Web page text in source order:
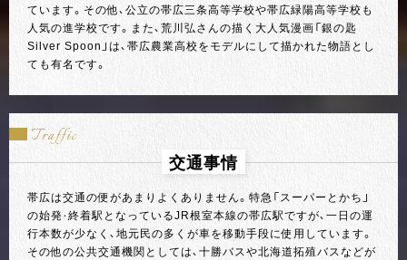
ています。その他、公立の帯広三条高等学校や帯広緑陽高等学校も
人気の進学校です。また、荒川弘さんの描く大人気漫画「銀の匙
Silver Spoon」は、帯広農業高校をモデルにして描かれた物語とし
ても有名です。
Traffic
交通事情
帯広は交通の便があまりよくありません。特急「スーパーとかち」
の始発・終着駅となっているJR根室本線の帯広駅ですが、一日の運
行本数が少なく、地元民の多くが車を移動手段に使用しています。
その他の公共交通機関としては、十勝バスや北海道拓殖バスなどが